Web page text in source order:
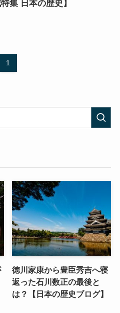
集 日本の歴史】
1
徳川家康から豊臣秀吉へ寝
返った石川数正の最後と
は？【日本の歴史ブログ】